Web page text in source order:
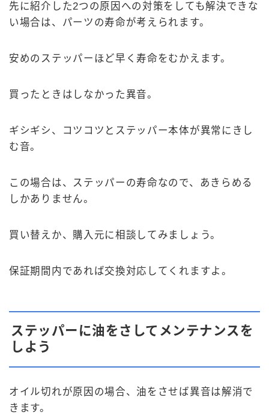
先に紹介した2つの原因への対策をしても解決できな
い場合は、パーツの寿命が考えられます。
安めのステッパーほど早く寿命をむかえます。
買ったときはしなかった異音。
ギシギシ、コツコツとステッパー本体が異常にきし
む音。
この場合は、ステッパーの寿命なので、あきらめる
しかありません。
買い替えか、購入元に相談してみましょう。
保証期間内であれば交換対応してくれますよ。
ステッパーに油をさしてメンテナンスを
しよう
オイル切れが原因の場合、油をさせば異音は解消で
きます。